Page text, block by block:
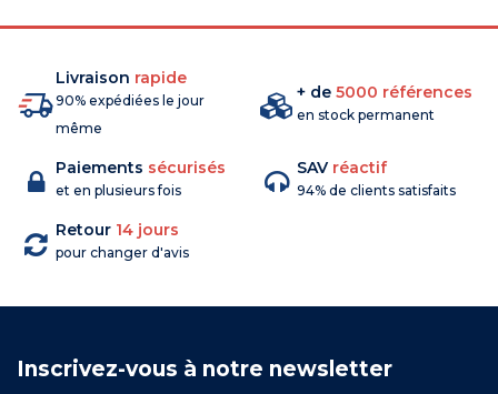
Livraison rapide
90% expédiées le jour
même
+ de 5000 références
en stock permanent
Paiements sécurisés
et en plusieurs fois
SAV réactif
94% de clients satisfaits
Retour 14 jours
pour changer d'avis
Inscrivez-vous à notre newsletter